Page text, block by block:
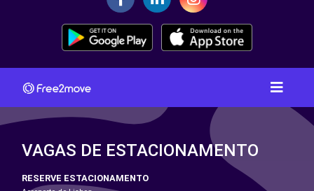
VAGAS DE ESTACIONAMENTO
RESERVE ESTACIONAMENTO